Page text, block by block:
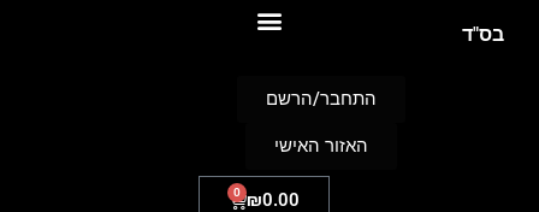
בס"ד
₪0.00
0
התחבר/הרשם
האזור האישי